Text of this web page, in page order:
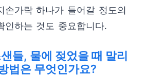
손가락 하나가 들어갈 정도의
인하는 것도 중요합니다.
들, 물에 젖었을 때 말리
법은 무엇인가요?